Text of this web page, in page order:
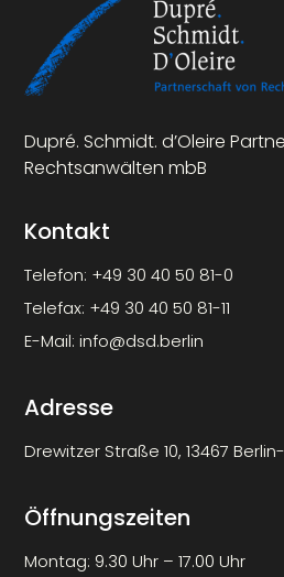
Dupré. Schmidt. d’Oleire
Rechtsanwälten mbB
Kontakt
Telefon: +49 30 40 50 81-0
Telefax: +49 30 40 50 81-11
E-Mail:info@dsd.berlin
Adresse
Drewitzer Straße 10, 13467
Öffnungszeiten
Montag: 9.30 Uhr – 17.00 Uhr